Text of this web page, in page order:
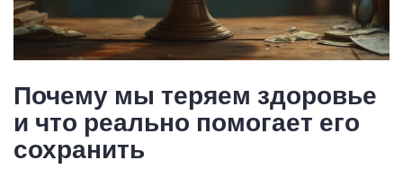
Почему мы теряем здоровье
и что реально помогает его
сохранить